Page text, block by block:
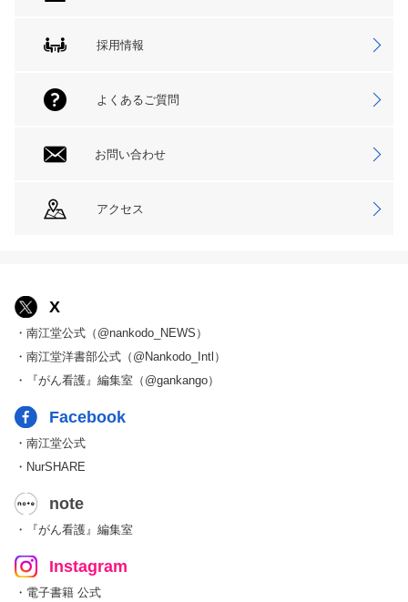
採用情報
よくあるご質問
お問い合わせ
アクセス
X
・南江堂公式（@nankodo_NEWS）
・南江堂洋書部公式（@Nankodo_Intl）
・『がん看護』編集室（@gankango）
Facebook
・南江堂公式
・NurSHARE
note
・『がん看護』編集室
Instagram
・電子書籍 公式